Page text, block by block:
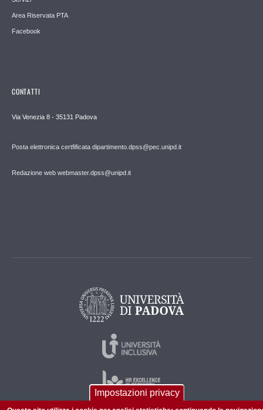
Area Riservata PTA
Facebook
CONTATTI
Via Venezia 8 - 35131 Padova
Posta elettronica certfificata dipartimento.dpss@pec.unipd.it
Redazione web webmaster.dpss@unipd.it
Impostazioni privacy